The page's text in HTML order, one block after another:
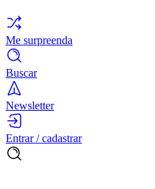
Me surpreenda
Buscar
Newsletter
Entrar / cadastrar